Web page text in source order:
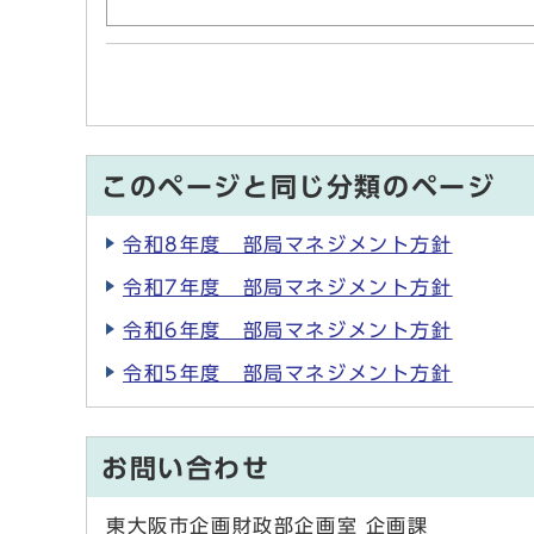
このページと同じ分類のページ
令和8年度 部局マネジメント方針
令和7年度 部局マネジメント方針
令和6年度 部局マネジメント方針
令和5年度 部局マネジメント方針
お問い合わせ
東大阪市企画財政部企画室 企画課